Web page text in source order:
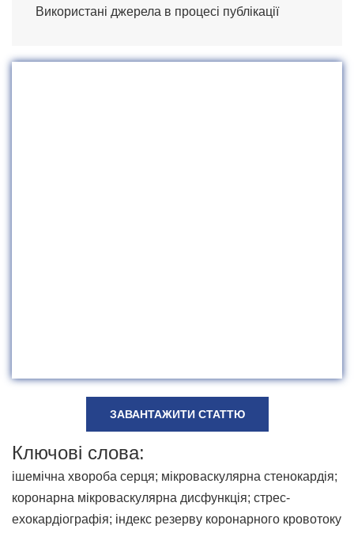
Використані джерела в процесі публікації
ЗАВАНТАЖИТИ СТАТТЮ
Ключові слова:
ішемічна хвороба серця; мікроваскулярна стенокардія;
коронарна мікроваскулярна дисфункція; стрес-
ехокардіографія; індекс резерву коронарного кровотоку